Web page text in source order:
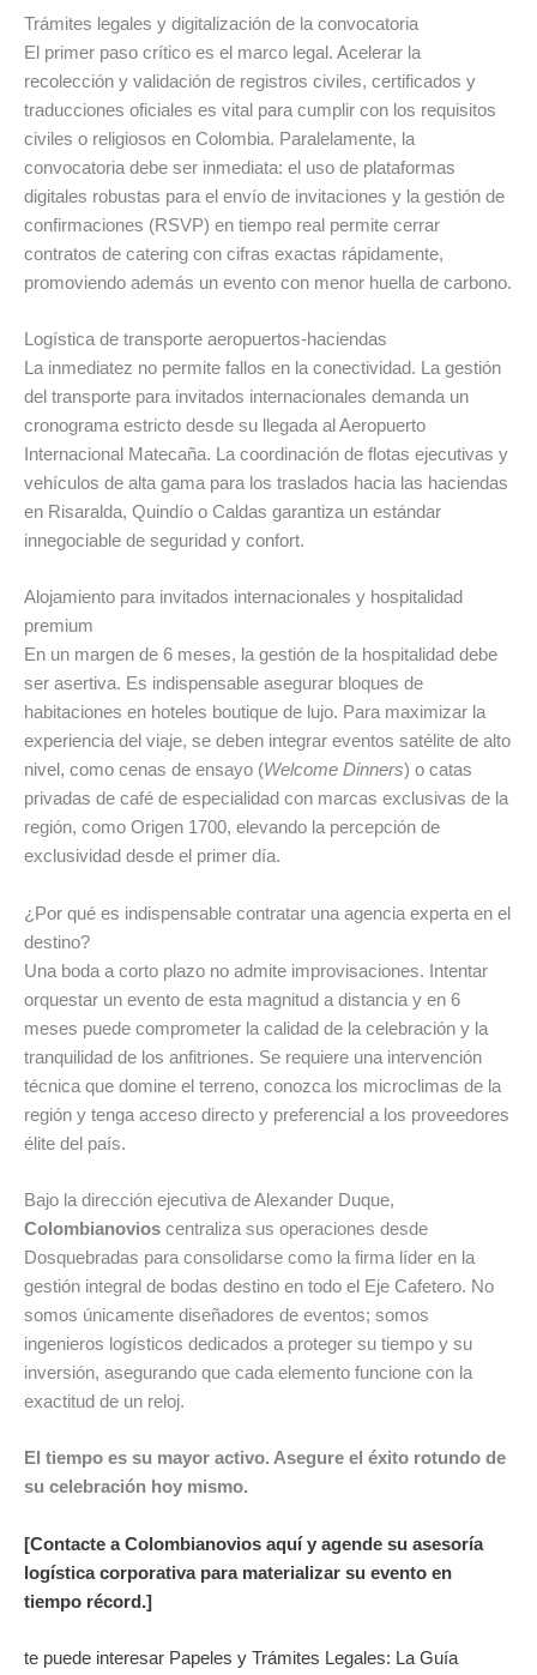
Trámites legales y digitalización de la convocatoria
El primer paso crítico es el marco legal. Acelerar la
recolección y validación de registros civiles, certificados y
traducciones oficiales es vital para cumplir con los requisitos
civiles o religiosos en Colombia. Paralelamente, la
convocatoria debe ser inmediata: el uso de plataformas
digitales robustas para el envío de invitaciones y la gestión de
confirmaciones (RSVP) en tiempo real permite cerrar
contratos de catering con cifras exactas rápidamente,
promoviendo además un evento con menor huella de carbono.
Logística de transporte aeropuertos-haciendas
La inmediatez no permite fallos en la conectividad. La gestión
del transporte para invitados internacionales demanda un
cronograma estricto desde su llegada al Aeropuerto
Internacional Matecaña. La coordinación de flotas ejecutivas y
vehículos de alta gama para los traslados hacia las haciendas
en Risaralda, Quindío o Caldas garantiza un estándar
innegociable de seguridad y confort.
Alojamiento para invitados internacionales y hospitalidad
premium
En un margen de 6 meses, la gestión de la hospitalidad debe
ser asertiva. Es indispensable asegurar bloques de
habitaciones en hoteles boutique de lujo. Para maximizar la
experiencia del viaje, se deben integrar eventos satélite de alto
nivel, como cenas de ensayo (Welcome Dinners) o catas
privadas de café de especialidad con marcas exclusivas de la
región, como Origen 1700, elevando la percepción de
exclusividad desde el primer día.
¿Por qué es indispensable contratar una agencia experta en el
destino?
Una boda a corto plazo no admite improvisaciones. Intentar
orquestar un evento de esta magnitud a distancia y en 6
meses puede comprometer la calidad de la celebración y la
tranquilidad de los anfitriones. Se requiere una intervención
técnica que domine el terreno, conozca los microclimas de la
región y tenga acceso directo y preferencial a los proveedores
élite del país.
Bajo la dirección ejecutiva de Alexander Duque,
Colombianovios centraliza sus operaciones desde
Dosquebradas para consolidarse como la firma líder en la
gestión integral de bodas destino en todo el Eje Cafetero. No
somos únicamente diseñadores de eventos; somos
ingenieros logísticos dedicados a proteger su tiempo y su
inversión, asegurando que cada elemento funcione con la
exactitud de un reloj.
El tiempo es su mayor activo. Asegure el éxito rotundo de
su celebración hoy mismo.
[Contacte a Colombianovios aquí y agende su asesoría
logística corporativa para materializar su evento en
tiempo récord.]
te puede interesar Papeles y Trámites Legales: La Guía